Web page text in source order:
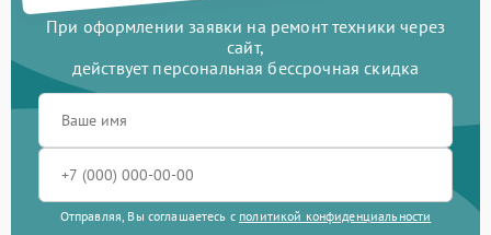
При оформлении заявки на ремонт техники через
сайт,
действует персональная бессрочная скидка
Отправляя, Вы соглашаетесь с политикой конфиденциальности